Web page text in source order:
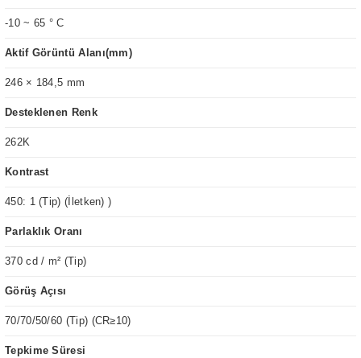
-10 ~ 65 ° C
Aktif Görüntü Alanı(mm)
246 × 184,5 mm
Desteklenen Renk
262K
Kontrast
450: 1 (Tip) (İletken) )
Parlaklık Oranı
370 cd / m² (Tip)
Görüş Açısı
70/70/50/60 (Tip) (CR≥10)
Tepkime Süresi